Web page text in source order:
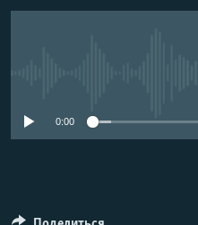
СИБИРЬ.РЕАЛИИ
СОЦИАЛЬНЫЕ СЕТИ
0:00